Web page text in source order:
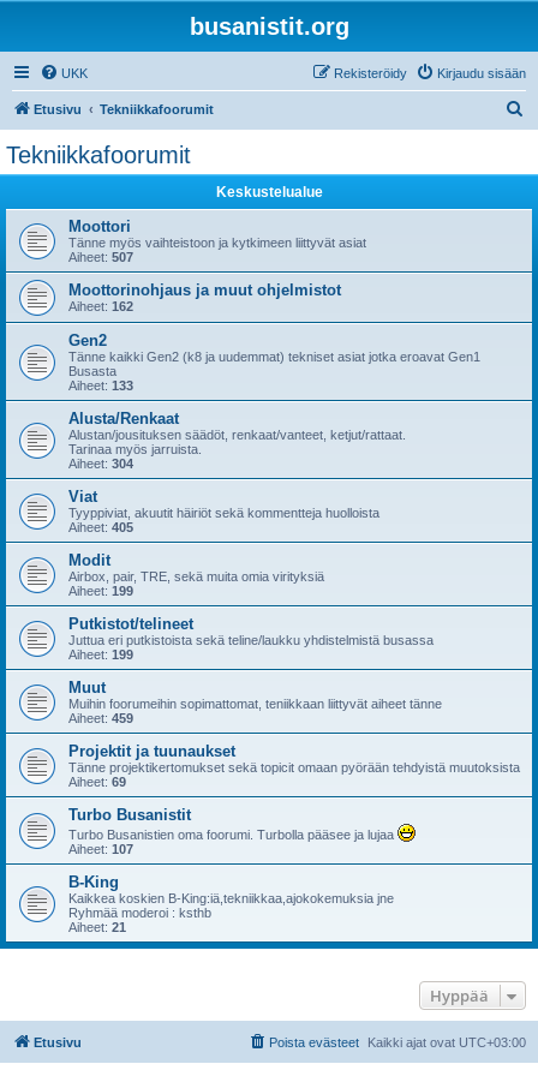
busanistit.org
UKK Kirjaudu sisään
Rekisteröidy
Etusivu Tekniikkafoorumit
Tekniikkafoorumit
Keskustelualue
Moottori
Tänne myös vaihteistoon ja kytkimeen liittyvät asiat
Aiheet: 507
Moottorinohjaus ja muut ohjelmistot
Aiheet: 162
Gen2
Tänne kaikki Gen2 (k8 ja uudemmat) tekniset asiat jotka eroavat Gen1
Busasta
Aiheet: 133
Alusta/Renkaat
Alustan/jousituksen säädöt, renkaat/vanteet, ketjut/rattaat.
Tarinaa myös jarruista.
Aiheet: 304
Viat
Tyyppiviat, akuutit häiriöt sekä kommentteja huolloista
Aiheet: 405
Modit
Airbox, pair, TRE, sekä muita omia virityksiä
Aiheet: 199
Putkistot/telineet
Juttua eri putkistoista sekä teline/laukku yhdistelmistä busassa
Aiheet: 199
Muut
Muihin foorumeihin sopimattomat, teniikkaan liittyvät aiheet tänne
Aiheet: 459
Projektit ja tuunaukset
Tänne projektikertomukset sekä topicit omaan pyörään tehdyistä muutoksista
Aiheet: 69
Turbo Busanistit
Turbo Busanistien oma foorumi. Turbolla pääsee ja lujaa
Aiheet: 107
B-King
Kaikkea koskien B-King:iä,tekniikkaa,ajokokemuksia jne
Ryhmää moderoi : ksthb
Aiheet: 21
Hyppää
Etusivu Kaikki ajat ovat UTC+03:00
Poista evästeet